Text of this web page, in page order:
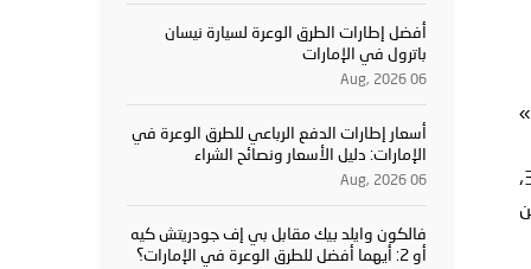
أفضل إطارات الطرق الوعرة لسيارة نيسان
باترول في الإمارات
06 Aug, 2026
أسعار إطارات الدفع الرباعي للطرق الوعرة في
الإمارات: دليل الأسعار ونصائح الشراء
06 Aug, 2026
فالكون وايلد بيك مقابل بي إف جودريتش كيه
أو 2: أيهما أفضل للطرق الوعرة في الإمارات؟
»
هل تبحث عن أفضل إطارات 205/55 R16 لسيارتك السيدان؟ سواء كنت تقود تويوتا كورولا، هوندا سيفيك، نيسان سنترا، أو مازدا 3،